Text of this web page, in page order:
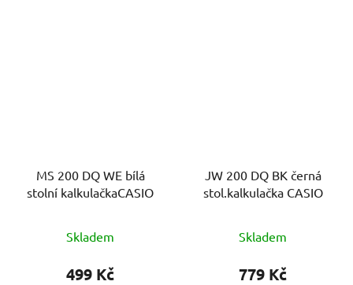
MS 200 DQ WE bílá
stolní kalkulačkaCASIO
Skladem
499 Kč
JW 200 DQ BK černá
stol.kalkulačka CASIO
Skladem
779 Kč